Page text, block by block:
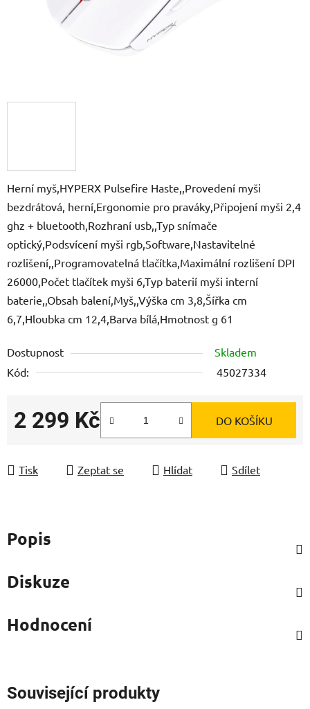
Herní myš,HYPERX Pulsefire Haste,,Provedení myši
bezdrátová, herní,Ergonomie pro praváky,Připojení myši 2,4
ghz + bluetooth,Rozhraní usb,,Typ snímače
optický,Podsvícení myši rgb,Software,Nastavitelné
rozlišení,,Programovatelná tlačítka,Maximální rozlišení DPI
26000,Počet tlačítek myši 6,Typ baterií myši interní
baterie,,Obsah balení,Myš,,Výška cm 3,8,Šířka cm
6,7,Hloubka cm 12,4,Barva bílá,Hmotnost g 61
Dostupnost
Skladem
Kód:
45027334
2 299 Kč DO KOŠÍKU
Tisk Zeptat se Hlídat Sdílet
Popis
Diskuze
Hodnocení
Související produkty